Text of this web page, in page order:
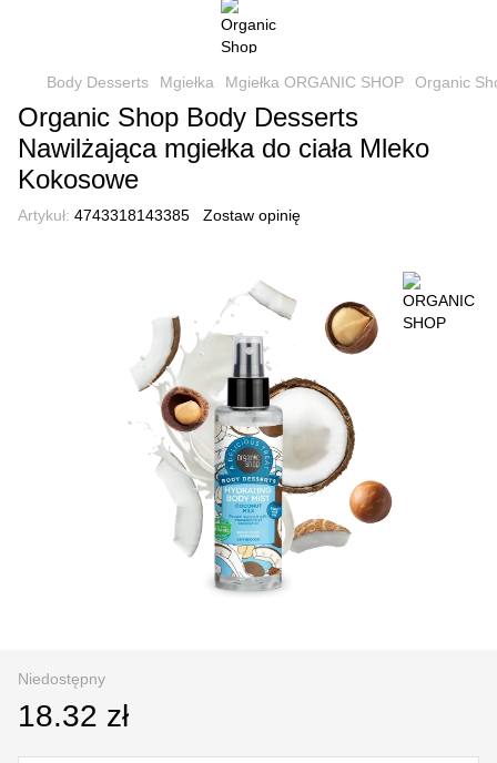
Body Desserts Mgiełka Mgiełka ORGANIC SHOP Organic
Organic Shop Body Desserts
Nawilżająca mgiełka do ciała Mleko
Kokosowe
Artykuł: 4743318143385 Zostaw opinię
Niedostępny
18.32 zł